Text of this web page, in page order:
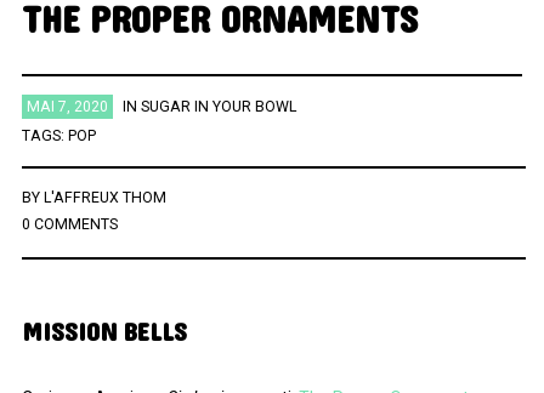
AFRICA
CLASSIQUE
ELECTRONICA
FOLK FUNK FUNK SOUL
GOSPEL
THE PROPER ORNAMENTS
MAI 7, 2020 IN SUGAR IN YOUR BOWL
TAGS: POP
BY L'AFFREUX THOM
0 COMMENTS
MISSION BELLS